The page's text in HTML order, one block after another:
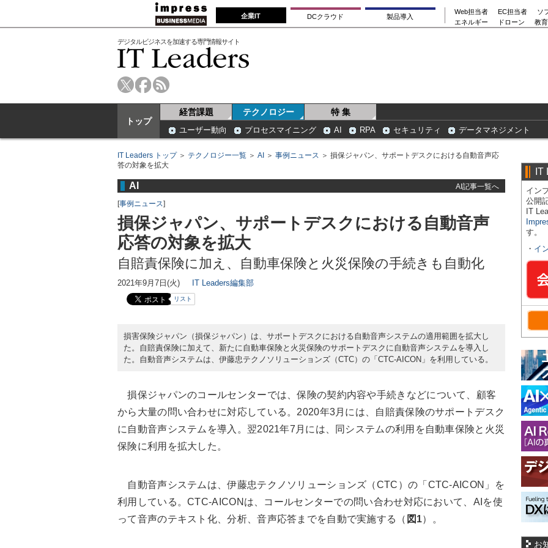
企業IT DCクラウド 製品導入
Web担当者 EC担当者
ソ
エネルギー
ドローン 教
デジタルビジネスを加速する専門情報サイト
トップ
経営課題 テクノロジー 特 集
ユーザー動向 プロセスマイニング AI RPA セキュリティ データマネジメント
IT Leaders トップ＞ テクノロジー一覧 ＞ AI ＞ 事例ニュース ＞ 損保ジャパン、サポートデスクにおける自動音声応
答の対象を拡大
AI
AI記事一覧へ
[事例ニュース]
損保ジャパン、サポートデスクにおける自動音声
応答の対象を拡大
自賠責保険に加え、自動車保険と火災保険の手続きも自動化
2021年9月7日(火) IT Leaders編集部
リスト
損害保険ジャパン（損保ジャパン）は、サポートデスクにおける自動音声システムの適用範囲を拡大し
た。自賠責保険に加えて、新たに自動車保険と火災保険のサポートデスクに自動音声システムを導入し
た。自動音声システムは、伊藤忠テクノソリューションズ（CTC）の「CTC-AICON」を利用している。
損保ジャパンのコールセンターでは、保険の契約内容や手続きなどについて、顧客
から大量の問い合わせに対応している。2020年3月には、自賠責保険のサポートデスク
に自動音声システムを導入。翌2021年7月には、同システムの利用を自動車保険と火災
保険に利用を拡大した。
自動音声システムは、伊藤忠テクノソリューションズ（CTC）の「CTC-AICON」を
利用している。CTC-AICONは、コールセンターでの問い合わせ対応において、AIを使
って音声のテキスト化、分析、音声応答までを自動で実施する（ 図1）。
IT
イン
公開
IT
す。
・ イ
お